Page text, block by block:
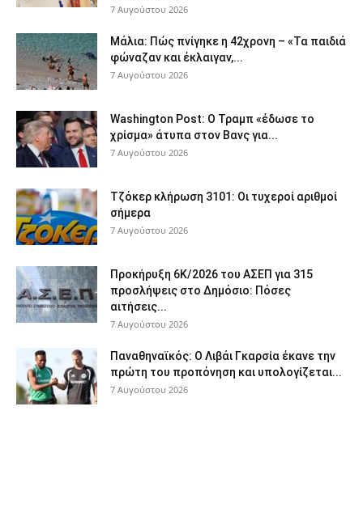
7 Αυγούστου 2026
Μάλια: Πώς πνίγηκε η 42χρονη – «Τα παιδιά
φώναζαν και έκλαιγαν,...
7 Αυγούστου 2026
Washington Post: Ο Τραμπ «έδωσε το
χρίσμα» άτυπα στον Βανς για...
7 Αυγούστου 2026
Τζόκερ κλήρωση 3101: Οι τυχεροί αριθμοί
σήμερα
7 Αυγούστου 2026
Προκήρυξη 6Κ/2026 του ΑΣΕΠ για 315
προσλήψεις στο Δημόσιο: Πόσες
αιτήσεις...
7 Αυγούστου 2026
Παναθηναϊκός: Ο Λιβάι Γκαρσία έκανε την
πρώτη του προπόνηση και υπολογίζεται...
7 Αυγούστου 2026